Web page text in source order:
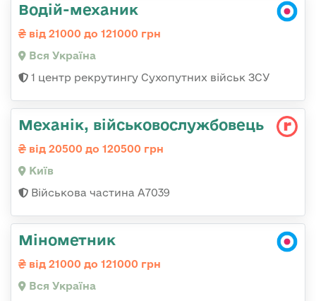
Водій-механик
від 21000 до 121000 грн
Вся Україна
1 центр рекрутингу Сухопутних військ ЗСУ
Механік, військовослужбовець
від 20500 до 120500 грн
Київ
Військова частина А7039
Мінометник
від 21000 до 121000 грн
Вся Україна